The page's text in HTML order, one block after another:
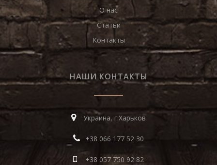
О нас
Статьи
Контакты
НАШИ КОНТАКТЫ
Украина, г.Харьков
+38 066 177 52 30
+38 057 750 92 82